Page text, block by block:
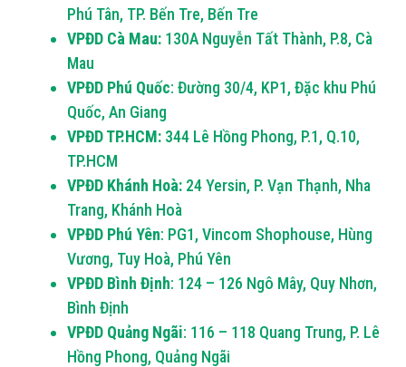
Phú Tân, TP. Bến Tre, Bến Tre
VPĐD Cà Mau: 130A Nguyễn Tất Thành, P.8, Cà
Mau
VPĐD Phú Quốc: Đường 30/4, KP1, Đặc khu Phú
Quốc, An Giang
VPĐD TP.HCM: 344 Lê Hồng Phong, P.1, Q.10,
TP.HCM
VPĐD Khánh Hoà: 24 Yersin, P. Vạn Thạnh, Nha
Trang, Khánh Hoà
VPĐD Phú Yên: PG1, Vincom Shophouse, Hùng
Vương, Tuy Hoà, Phú Yên
VPĐD Bình Định: 124 – 126 Ngô Mây, Quy Nhơn,
Bình Định
VPĐD Quảng Ngãi: 116 – 118 Quang Trung, P. Lê
Hồng Phong, Quảng Ngãi